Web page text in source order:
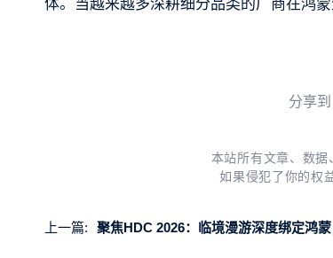
体。当越来越多深耕细分品类的厂商在鸿
分享到
本站所有文章、数据
如果侵犯了你的权
上一篇: 聚焦HDC 2026：临境漫游深度绑定鸿蒙，用“专一”